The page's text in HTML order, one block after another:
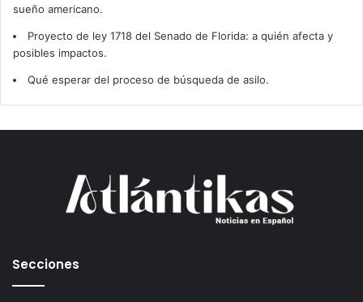
sueño americano.
Proyecto de ley 1718 del Senado de Florida: a quién afecta y
posibles impactos.
Qué esperar del proceso de búsqueda de asilo.
Secciones